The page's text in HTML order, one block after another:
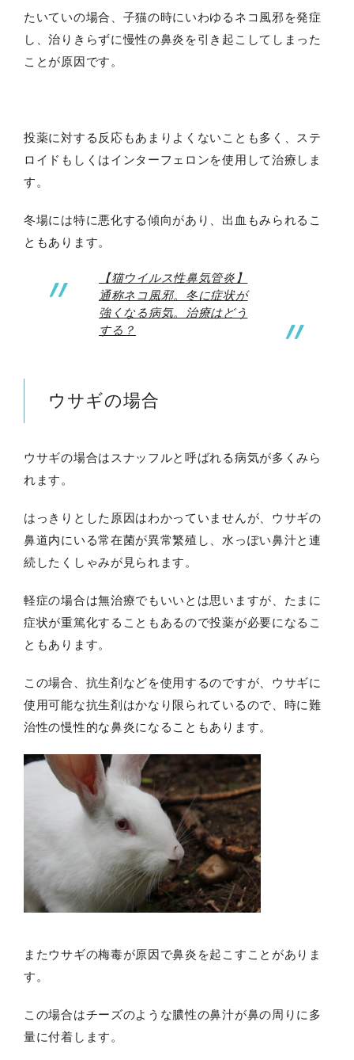
たいていの場合、子猫の時にいわゆるネコ風邪を発症
し、治りきらずに慢性の鼻炎を引き起こしてしまった
ことが原因です。
投薬に対する反応もあまりよくないことも多く、ステ
ロイドもしくはインターフェロンを使用して治療しま
す。
冬場には特に悪化する傾向があり、出血もみられるこ
ともあります。
【猫ウイルス性鼻気管炎】
通称ネコ風邪。冬に症状が
強くなる病気。治療はどう
する？
ウサギの場合
ウサギの場合はスナッフルと呼ばれる病気が多くみら
れます。
はっきりとした原因はわかっていませんが、ウサギの
鼻道内にいる常在菌が異常繁殖し、水っぽい鼻汁と連
続したくしゃみが見られます。
軽症の場合は無治療でもいいとは思いますが、たまに
症状が重篤化することもあるので投薬が必要になるこ
ともあります。
この場合、抗生剤などを使用するのですが、ウサギに
使用可能な抗生剤はかなり限られているので、時に難
治性の慢性的な鼻炎になることもあります。
またウサギの梅毒が原因で鼻炎を起こすことがありま
す。
この場合はチーズのような膿性の鼻汁が鼻の周りに多
量に付着します。